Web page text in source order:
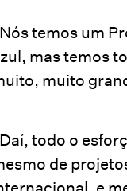
temos um
mas temos
muito
todo o
de